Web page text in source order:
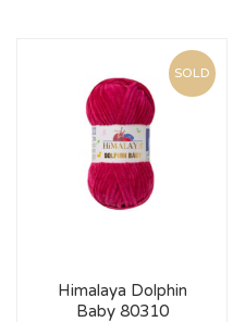
SOLD
Himalaya Dolphin
Baby 80310